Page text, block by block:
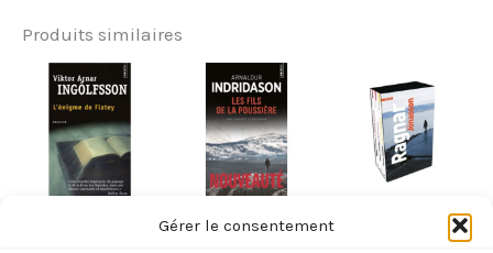
Gérer le consentement
Produits similaires
ISLANDE